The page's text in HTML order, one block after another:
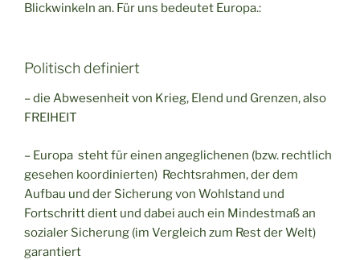
Blickwinkeln an. Für uns bedeutet Europa.:
Politisch definiert
– die Abwesenheit von Krieg, Elend und Grenzen, also
FREIHEIT
– Europa steht für einen angeglichenen (bzw. rechtlich
gesehen koordinierten) Rechtsrahmen, der dem
Aufbau und der Sicherung von Wohlstand und
Fortschritt dient und dabei auch ein Mindestmaß an
sozialer Sicherung (im Vergleich zum Rest der Welt)
garantiert